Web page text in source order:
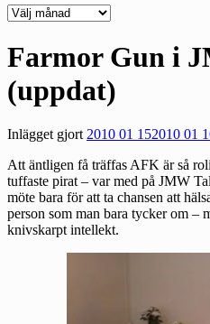
Deepedition
Farmor Gun i
(uppdat)
Inlägget gjort2010 01 152010 01
Att äntligen få träffas AFK är så
tuffaste pirat – var med på JMW
möte bara för att ta chansen att
person som man bara tycker om –
knivskarpt intellekt.